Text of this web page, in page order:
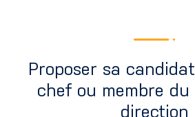
Proposer sa
chef ou membre du
direction